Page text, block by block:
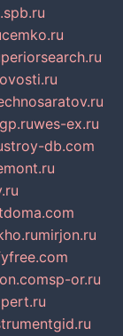
cemko.ru
wes-ex.ru
stroy-db.com
mirjon.ru
sp-or.ru